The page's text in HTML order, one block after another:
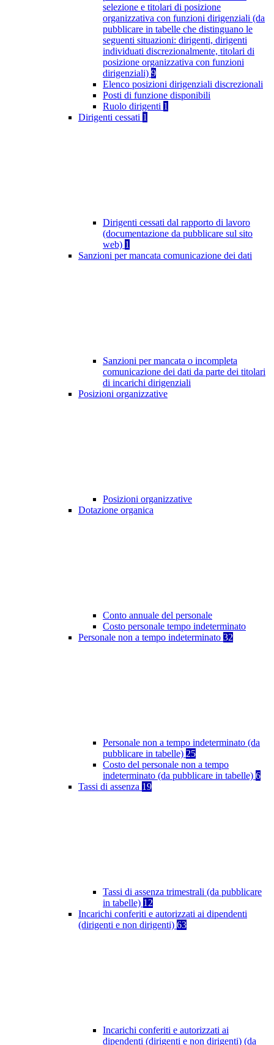
selezione e titolari di posizione
organizzativa con funzioni dirigenziali (da
pubblicare in tabelle che distinguano le
seguenti situazioni: dirigenti, dirigenti
individuati discrezionalmente, titolari di
posizione organizzativa con funzioni
dirigenziali) 9
Elenco posizioni dirigenziali discrezionali
Posti di funzione disponibili
Ruolo dirigenti 1
Dirigenti cessati 1
Dirigenti cessati dal rapporto di lavoro
(documentazione da pubblicare sul sito
web) 1
Sanzioni per mancata comunicazione dei dati
Sanzioni per mancata o incompleta
comunicazione dei dati da parte dei titolari
di incarichi dirigenziali
Posizioni organizzative
Posizioni organizzative
Dotazione organica
Conto annuale del personale
Costo personale tempo indeterminato
Personale non a tempo indeterminato 32
Personale non a tempo indeterminato (da
pubblicare in tabelle) 25
Costo del personale non a tempo
indeterminato (da pubblicare in tabelle) 6
Tassi di assenza 19
Tassi di assenza trimestrali (da pubblicare
in tabelle) 12
Incarichi conferiti e autorizzati ai dipendenti
(dirigenti e non dirigenti) 63
Incarichi conferiti e autorizzati ai
dipendenti (dirigenti e non dirigenti) (da